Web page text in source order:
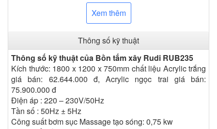
- Bộ chia chức năng nước: có
- Bộ điều chỉnh chế độ sen vòi: 1 bộ
- Vòi cấp nước: 1 chiếc
- Gối: 1 gối dài cho 2 người
- Tivi giải trí: 1 chiếc
- Điều chỉnh chế độ sục (Min – Max): 1 bộ
- 8 mắt sục massage thủy lực tuần hoàn
Xem thêm
Thông số kỹ thuật
Thông số kỹ thuật của Bồn tắm xây Rudi RUB235
Kích thước: 1800 x 1200 x 750mm chất liệu Acrylic trắng
giá bán: 62.644.000 đ, Acrylic ngọc trai giá bán:
75.900.000 đ
Điện áp : 220 – 230V/50Hz
Tần số : 50Hz ± 5Hz
Công suất bơm sục Massage tạo sóng: 0,75 kw